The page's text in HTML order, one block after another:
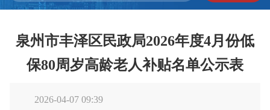
泉州市丰泽区民政局2026年度4月份低
保80周岁高龄老人补贴名单公示表
2026-04-07 09:39